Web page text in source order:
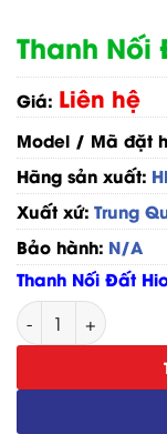
Thanh Nối
Giá: Liên hệ
Model / Mã đặt
Hãng sản xuất:
Xuất xứ: Trung
Bảo hành: N/A
Thanh Nối Đất
Thanh Nối Đất